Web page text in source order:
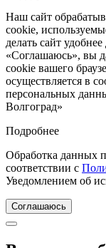
Наш сайт
cookie,
делать сайт
«Соглашаюсь», вы
cookie вашего
осуществляется в
персональных
Волгоград»
Подробнее
Обработка данных
соответствии с
Уведомлением об
Соглашаюсь